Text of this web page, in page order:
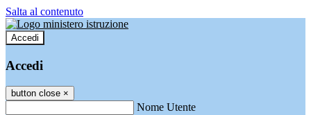
Salta al contenuto
Accedi
Accedi
button close ×
Nome Utente